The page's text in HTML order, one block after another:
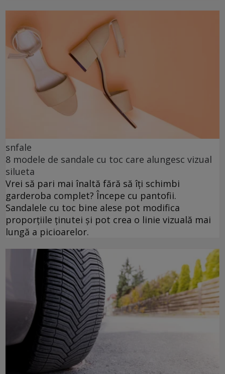
snfale
8 modele de sandale cu toc care alungesc vizual
silueta
Vrei să pari mai înaltă fără să îți schimbi
garderoba complet? Începe cu pantofii.
Sandalele cu toc bine alese pot modifica
proporțiile ținutei și pot crea o linie vizuală mai
lungă a picioarelor.